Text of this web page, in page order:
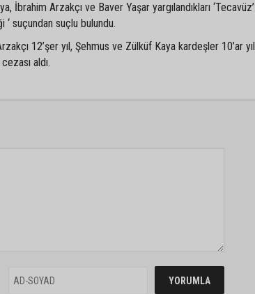
İbrahim Arzakçı ve Baver Yaşar yargılandıkları ‘Tecavüz’
‘ suçundan suçlu bulundu.
12’şer yıl, Şehmus ve Zülküf Kaya kardeşler 10’ar yıl
aldı.